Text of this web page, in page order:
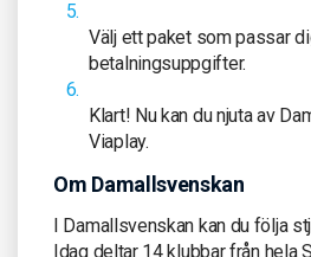
Välj ett paket som passar
betalningsuppgifter.
Klart! Nu kan du njuta av
Viaplay.
Om Damallsvenskan
I Damallsvenskan kan du följa
Idag deltar 14 klubbar från hela